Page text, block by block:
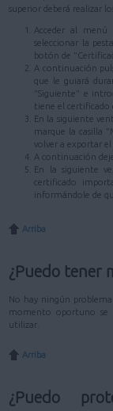
superior deberá realizar
Acceder al
seleccionar la
botón de
A continuación
que le guiará
"Siguiente" e
tiene el certificado
En la siguiente
marque la casilla
volver a exportar el
A continuación
En la siguiente
certificado
informándole de
Arriba
¿Puedo tener
No hay ningún
momento oportuno se
utilizar.
Arriba
¿Puedo